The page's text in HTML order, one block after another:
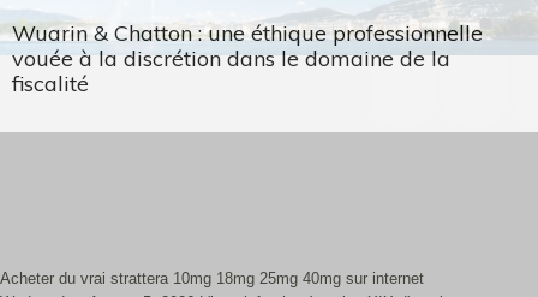
Wuarin & Chatton : une éthique professionnelle
vouée à la discrétion dans le domaine de la
fiscalité
Acheter du vrai strattera 10mg 18mg 25mg 40mg sur internet